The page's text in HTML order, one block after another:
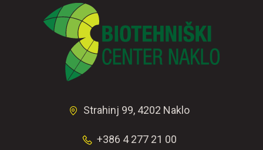
Strahinj 99, 4202 Naklo
+386 4 277 21 00